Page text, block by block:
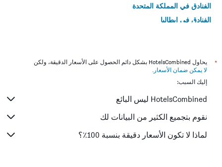
الفنادق في المملكة المتحدة
الفنادق في إيطاليا
*
يحاول HotelsCombined بشكل دائم الحصول على الأسعار الدقيقة، ولكن
لا يمكن ضمان الأسعار .
إليك السبب:
HotelsCombined ليس البائع
نقوم بتجميع الكثير من البيانات لك
لماذا لا تكون الأسعار دقيقة بنسبة 100٪؟